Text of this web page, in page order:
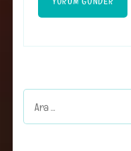
Arama: